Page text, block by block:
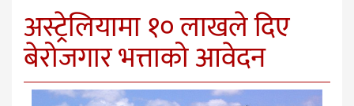
अस्ट्रेलियामा १० लाखले दिए
बेरोजगार भत्ताको आवेदन